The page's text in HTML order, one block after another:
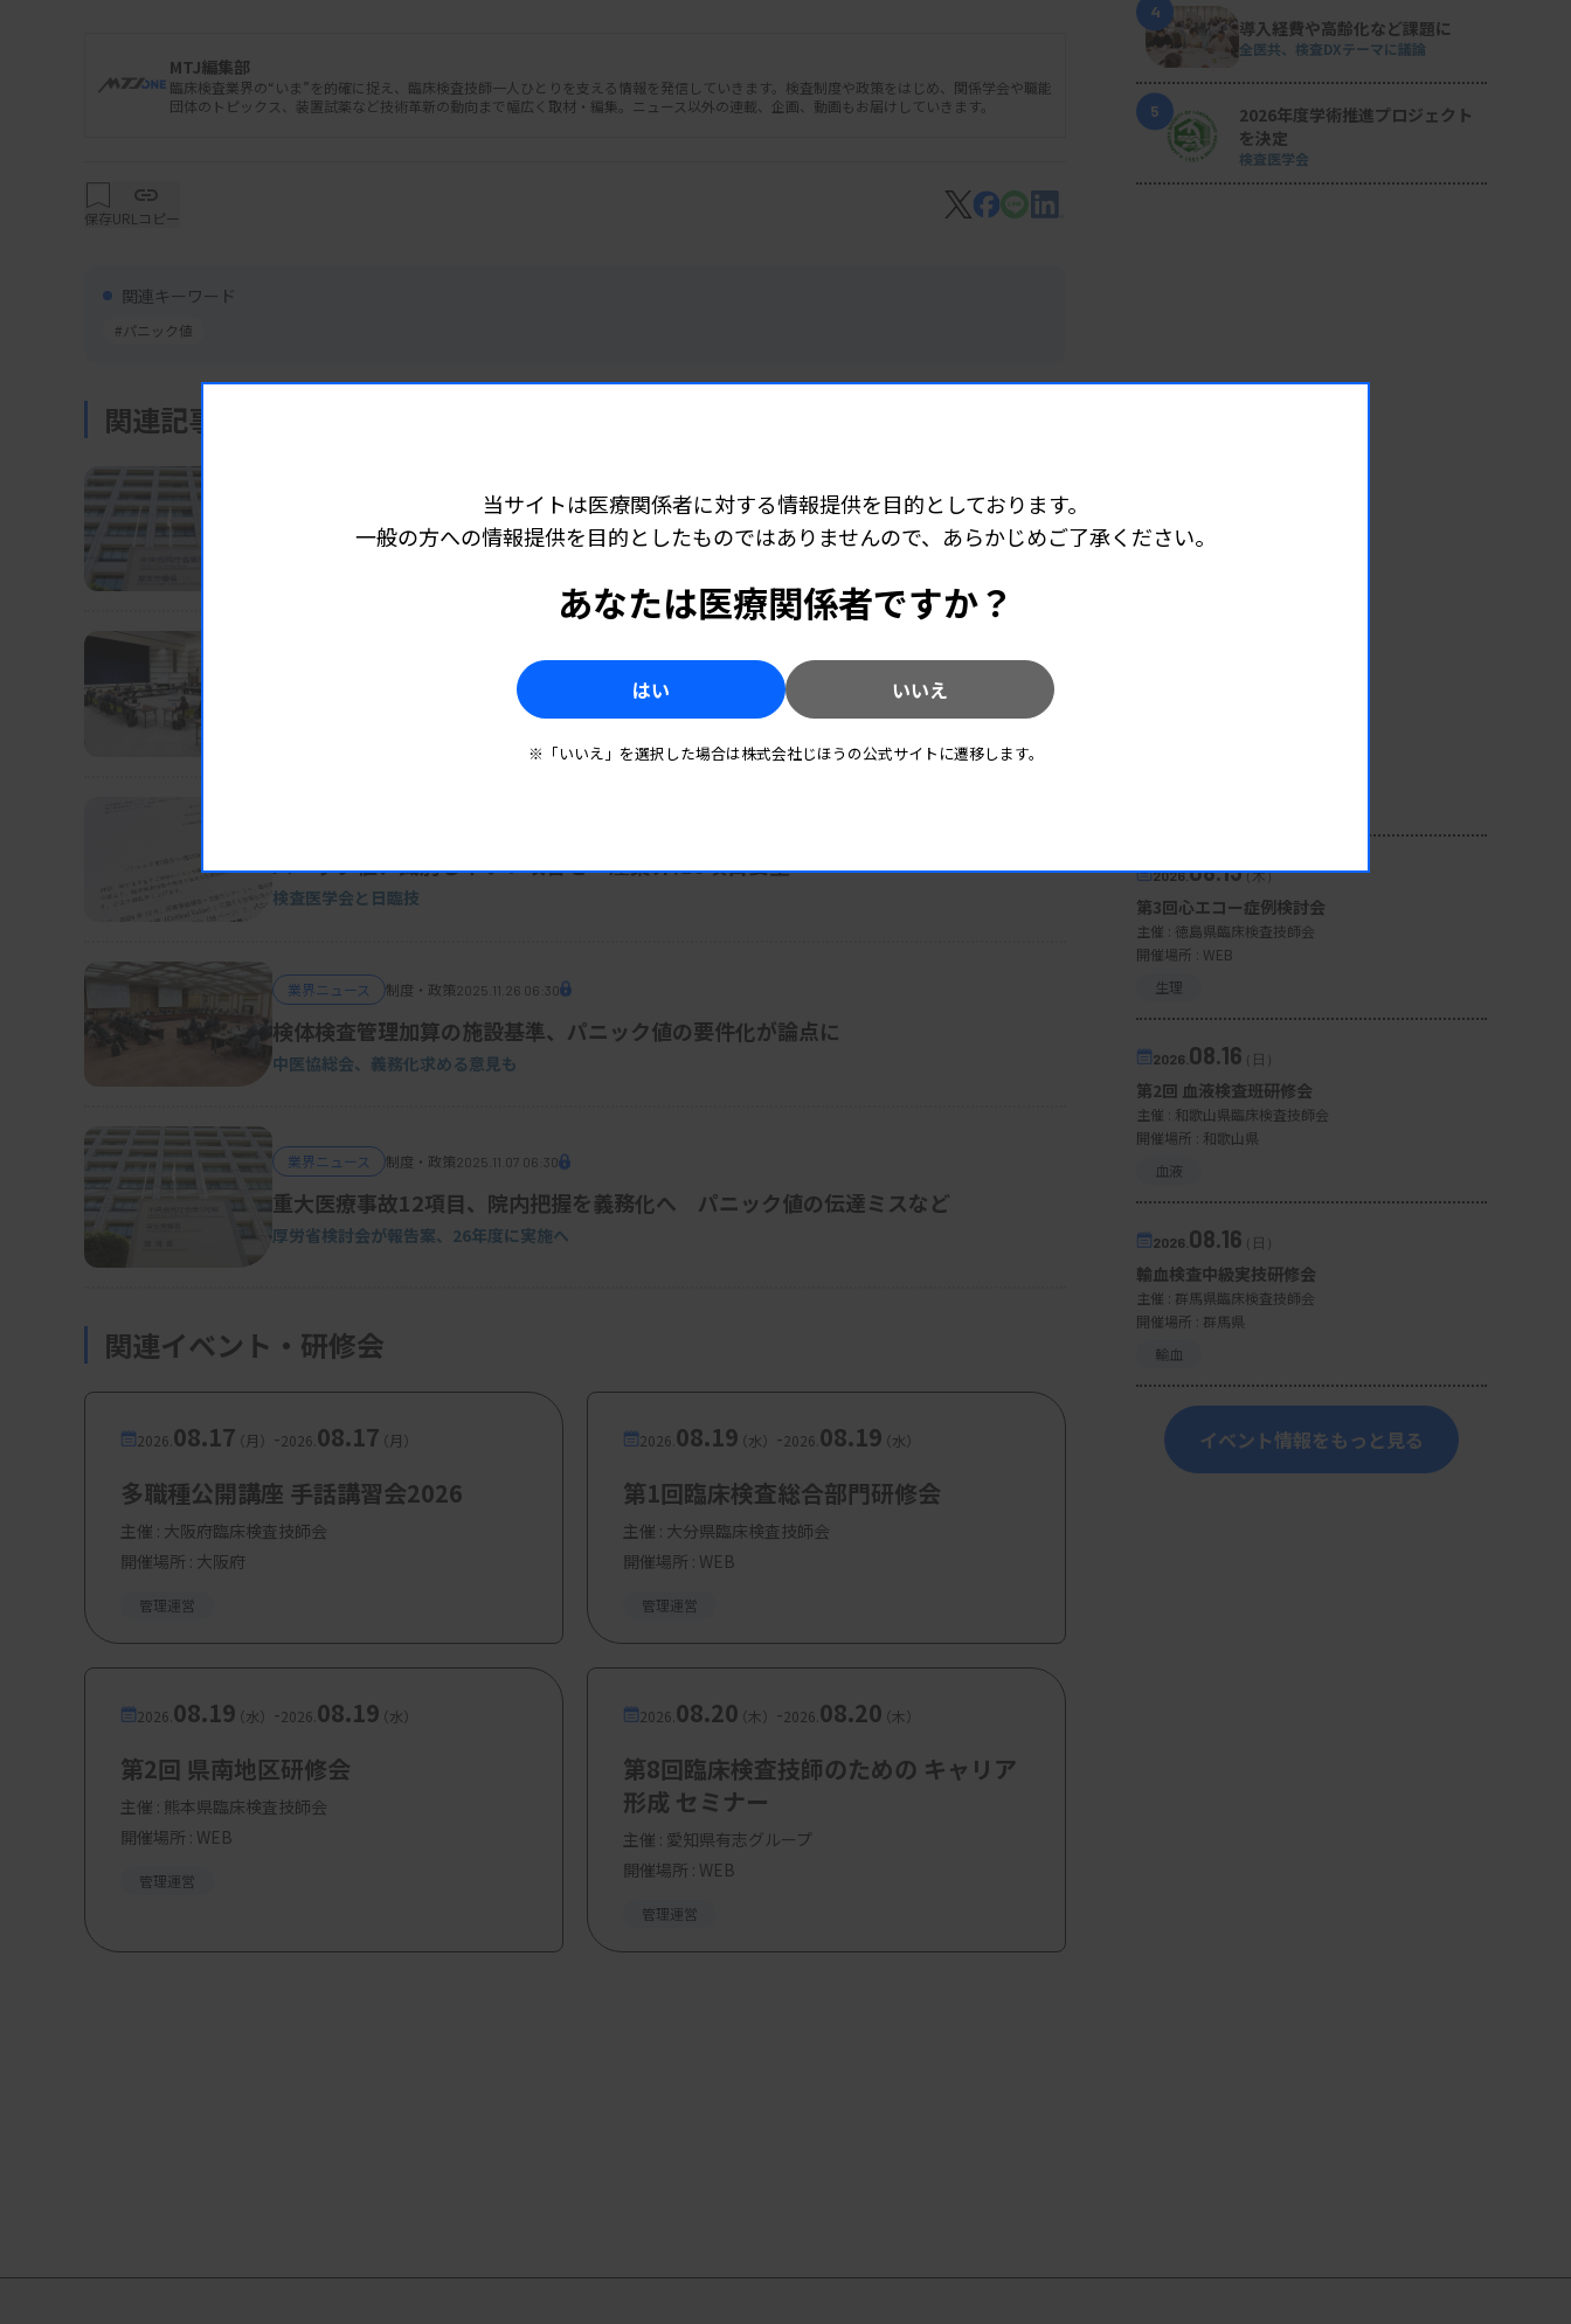
MTJ編集部
臨床検査業界の“いま”を的確に捉え、臨床検査技師一人ひとりを支える情報を発信していきます。検査制度や政策をはじめ、関係学会や職能
団体のトピックス、装置試薬など技術革新の動向まで幅広く取材・編集。ニュース以外の連載、企画、動画もお届けしていきます。
保存URLコピー
関連キーワード
#パニック値
関連記事
2026.04.29 06:20
医療安全指針にネバーイベント12項目
2026.01.28 06:25
検体検査管理加算2～4にパニック値の要件も
パニック値、識別しやすい改善を 産業界に5項目要望
検査医学会と日臨技
業界ニュース 制度・政策2025.11.26 06:30
検体検査管理加算の施設基準、パニック値の要件化が論点に
中医協総会、 義務化求める意見も
業界ニュース 制度・政策2025.11.07 06:30
重大医療事故12項目、院内把握を義務化へ パニック値の伝達ミスなど
厚労省検討会が報告案、26年度に実施へ
関連イベント・研修会
2026. 08.17（月） -2026. 08.17（月）
多職種公開講座 手話講習会2026
主催 : 大阪府臨床検査技師会
開催場所 : 大阪府
管理運営
2026. 08.19（水） -2026. 08.19（水）
第1回臨床検査総合部門研修会
主催 : 大分県臨床検査技師会
開催場所 : WEB
管理運営
2026. 08.19（水） -2026. 08.19（水）
第2回 県南地区研修会
主催 : 熊本県臨床検査技師会
開催場所 : WEB
管理運営
2026. 08.20（木） -2026. 08.20（木）
第8回臨床検査技師のための キャリア
形成 セミナー
主催 : 愛知県有志グループ
開催場所 : WEB
管理運営
4
導入経費や高齢化など課題に
全医共、検査DXテーマに議論
5
2026年度学術推進プロジェクト
を決定
検査医学会
2026.08.13（木）
第3回心エコー症例検討会
主催 : 徳島県臨床検査技師会
開催場所 : WEB
生理
2026. 08.16（日）
第2回 血液検査班研修会
主催 : 和歌山県臨床検査技師会
開催場所 : 和歌山県
血液
2026. 08.16（日）
輸血検査中級実技研修会
主催 : 群馬県臨床検査技師会
開催場所 : 群馬県
輸血
イベント情報をもっと見る
当サイトは医療関係者に対する情報提供を目的としております。
一般の方への情報提供を目的としたものではありませんので、あらかじめご了承ください。
あなたは医療関係者ですか？
はい いいえ
※「いいえ」を選択した場合は株式会社じほうの公式サイトに遷移します。